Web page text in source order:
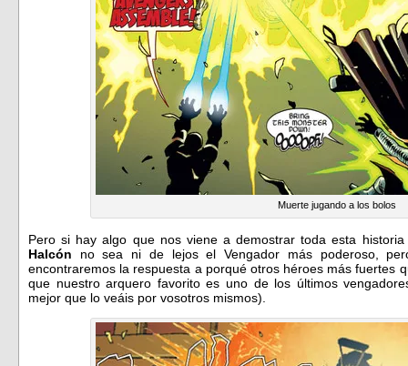
Muerte jugando a los bolos
Pero si hay algo que nos viene a demostrar toda esta
Halcón no sea ni de lejos el Vengador más poderoso,
encontraremos la respuesta a porqué otros héroes más fuertes
que nuestro arquero favorito es uno de los últimos
mejor que lo veáis por vosotros mismos).